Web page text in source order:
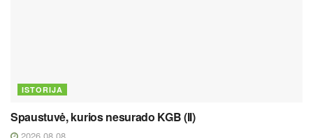
ISTORIJA
Spaustuvė, kurios nesurado KGB (II)